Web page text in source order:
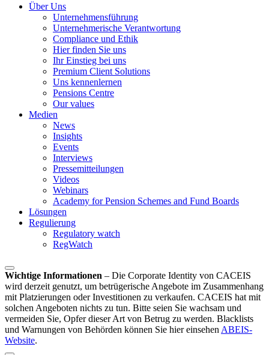
Über Uns
Unternehmensführung
Unternehmerische Verantwortung
Compliance und Ethik
Hier finden Sie uns
Ihr Einstieg bei uns
Premium Client Solutions
Uns kennenlernen
Pensions Centre
Our values
Medien
News
Insights
Events
Interviews
Pressemitteilungen
Videos
Webinars
Academy for Pension Schemes and Fund Boards
Lösungen
Regulierung
Regulatory watch
RegWatch
Wichtige Informationen – Die Corporate Identity von CACEIS
wird derzeit genutzt, um betrügerische Angebote im Zusammenhang
mit Platzierungen oder Investitionen zu verkaufen. CACEIS hat mit
solchen Angeboten nichts zu tun. Bitte seien Sie wachsam und
vermeiden Sie, Opfer dieser Art von Betrug zu werden. Blacklists
und Warnungen von Behörden können Sie hier einsehen ABEIS-
Website.